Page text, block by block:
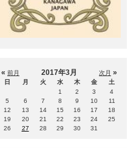
« 前月 次月 »
2017年3月
日 月 火 水 木 金
土
1
2 3
4
5
6 7 8 9 10
11
12
13 14 15 16 17
18
19
20 21 22 23 24
25
26
27 28 29 30 31